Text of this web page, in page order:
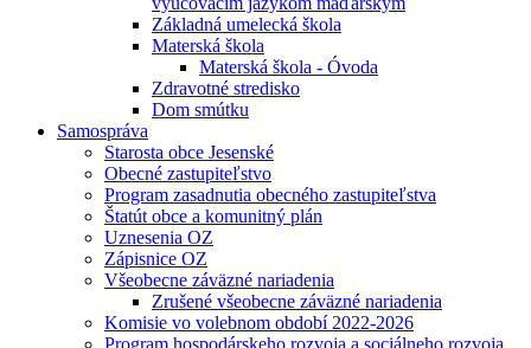
Základná umelecká škola
Materská škola
Materská škola - Óvoda
Zdravotné stredisko
Dom smútku
Samospráva
Starosta obce Jesenské
Obecné zastupiteľstvo
Program zasadnutia obecného zastupiteľstva
Štatút obce a komunitný plán
Uznesenia OZ
Zápisnice OZ
Všeobecne záväzné nariadenia
Zrušené všeobecne záväzné nariadenia
Komisie vo volebnom období 2022-2026
Program hospodárskeho rozvoja a sociálneho rozvoja